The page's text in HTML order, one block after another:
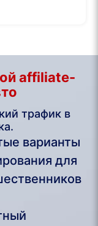
affiliate-
трафик в
варианты
для